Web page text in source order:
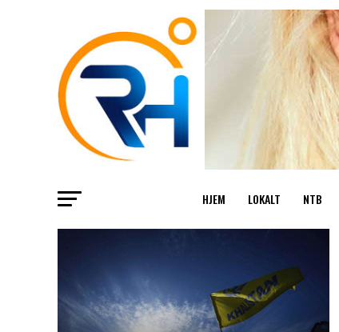
HJEM LOKALT NTB